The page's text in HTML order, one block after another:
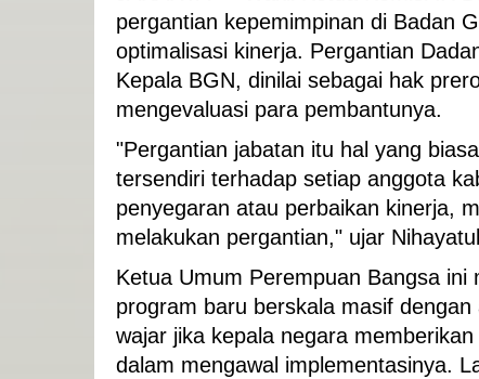
pergantian kepemimpinan di Badan
optimalisasi kinerja. Pergantian
Kepala BGN, dinilai sebagai hak
mengevaluasi para pembantunya.
"Pergantian jabatan itu hal yang
tersendiri terhadap setiap anggota
penyegaran atau perbaikan kinerja,
melakukan pergantian," ujar
Ketua Umum Perempuan Bangsa
program baru berskala masif
wajar jika kepala negara
dalam mengawal implementasinya.